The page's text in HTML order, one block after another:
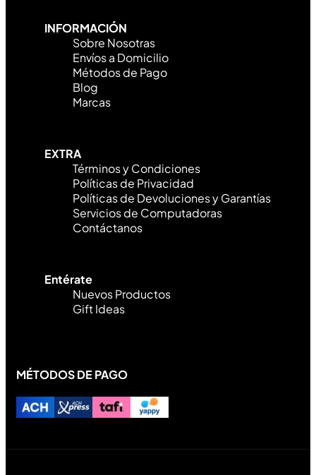
INFORMACIÓN
Sobre Nosotras
Envíos a Domicilio
Métodos de Pago
Blog
Marcas
EXTRA
Términos y Condiciones
Políticas de Privacidad
Políticas de Devoluciones y Garantías
Servicios de Computadoras
Contáctanos
Entérate
Nuevos Productos
Gift Ideas
MÉTODOS DE PAGO